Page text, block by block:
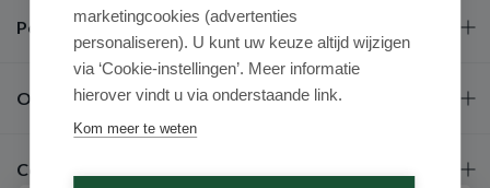
Populaire merken
Over ons
Contact
marketingcookies (advertenties
personaliseren). U kunt uw keuze altijd wijzigen
via ‘Cookie-instellingen’. Meer informatie
hierover vindt u via onderstaande link.
Kom meer te weten